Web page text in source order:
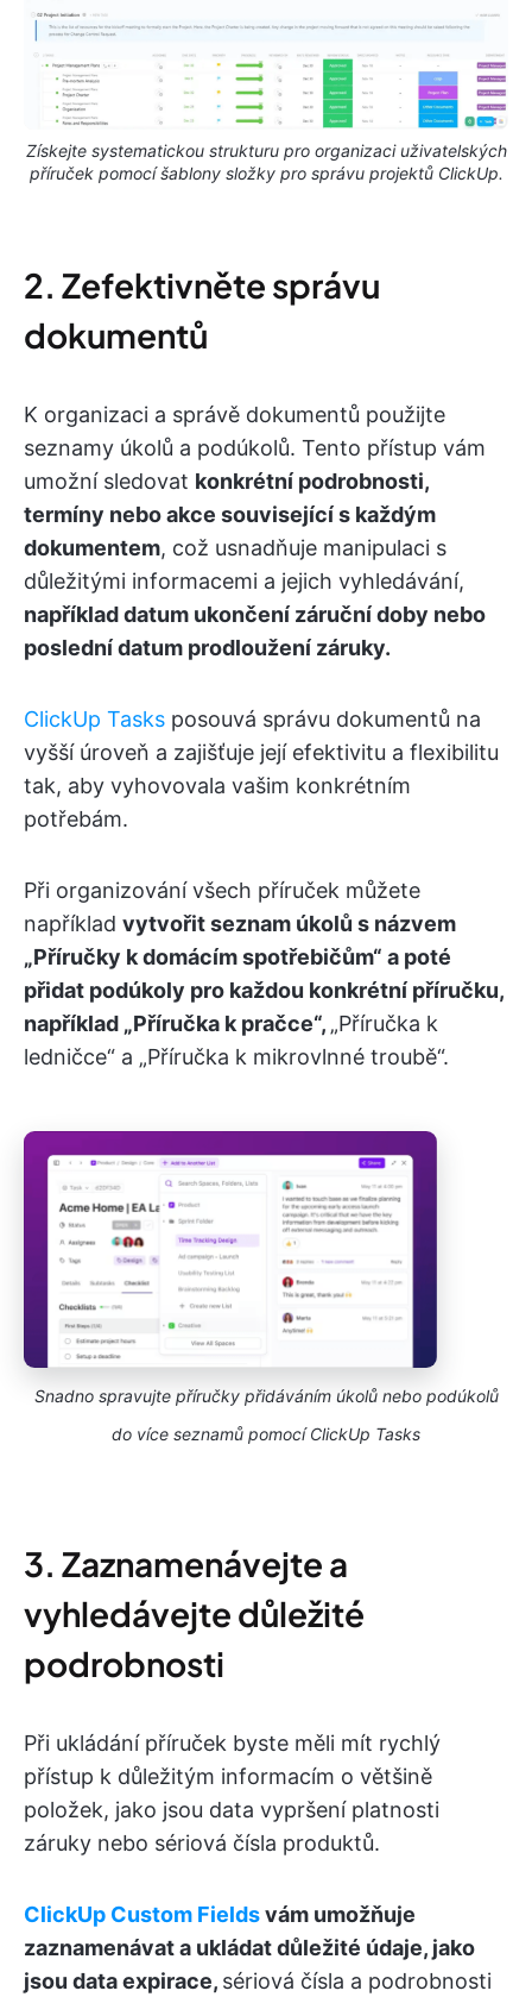
Získejte systematickou strukturu pro organizaci uživatelských
příruček pomocí šablony složky pro správu projektů ClickUp.
2. Zefektivněte správu
dokumentů
K organizaci a správě dokumentů použijte
seznamy úkolů a podúkolů. Tento přístup vám
umožní sledovat konkrétní podrobnosti,
termíny nebo akce související s každým
dokumentem, což usnadňuje manipulaci s
důležitými informacemi a jejich vyhledávání,
například datum ukončení záruční doby nebo
poslední datum prodloužení záruky.
ClickUp Tasks posouvá správu dokumentů na
vyšší úroveň a zajišťuje její efektivitu a flexibilitu
tak, aby vyhovovala vašim konkrétním
potřebám.
Při organizování všech příruček můžete
například vytvořit seznam úkolů s názvem
„Příručky k domácím spotřebičům“ a poté
přidat podúkoly pro každou konkrétní příručku,
například „Příručka k pračce“, „Příručka k
ledničce“ a „Příručka k mikrovlnné troubě“.
Snadno spravujte příručky přidáváním úkolů nebo podúkolů
do více seznamů pomocí ClickUp Tasks
3. Zaznamenávejte a
vyhledávejte důležité
podrobnosti
Při ukládání příruček byste měli mít rychlý
přístup k důležitým informacím o většině
položek, jako jsou data vypršení platnosti
záruky nebo sériová čísla produktů.
ClickUp Custom Fieldsvám umožňuje
zaznamenávat a ukládat důležité údaje, jako
jsou data expirace, sériová čísla a podrobnosti